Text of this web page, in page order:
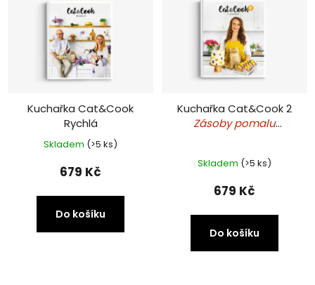
Kuchařka Cat&Cook
Rychlá
Skladem (>5 ks)
679 Kč
Do košíku
Kuchařka Cat&Cook 2
Zásoby pomalu
hodnocení
produktu
5,0
Skladem (>5 ks)
679 Kč
Do košíku